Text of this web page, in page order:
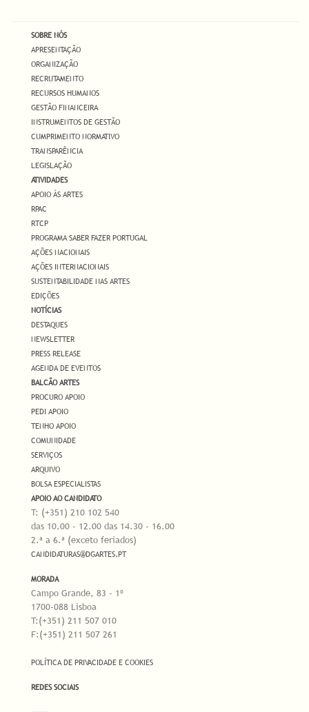
SOBRE NÓS
APRESENTAÇÃO
ORGANIZAÇÃO
RECRUTAMENTO
RECURSOS HUMANOS
GESTÃO FINANCEIRA
INSTRUMENTOS DE GESTÃO
CUMPRIMENTO NORMATIVO
TRANSPARÊNCIA
LEGISLAÇÃO
ATIVIDADES
APOIO ÀS ARTES
RPAC
RTCP
PROGRAMA SABER FAZER PORTUGAL
AÇÕES NACIONAIS
AÇÕES INTERNACIONAIS
SUSTENTABILIDADE NAS ARTES
EDIÇÕES
NOTÍCIAS
DESTAQUES
NEWSLETTER
PRESS RELEASE
AGENDA DE EVENTOS
BALCÃO ARTES
PROCURO APOIO
PEDI APOIO
TENHO APOIO
COMUNIDADE
SERVIÇOS
ARQUIVO
BOLSA ESPECIALISTAS
APOIO AO CANDIDATO
T: (+351) 210 102 540
das 10.00 - 12.00 das 14.30 - 16.00
2.ª a 6.ª (exceto feriados)
CANDIDATURAS@DGARTES.PT
MORADA
Campo Grande, 83 - 1º
1700-088 Lisboa
T:(+351) 211 507 010
F:(+351) 211 507 261
POLÍTICA DE PRIVACIDADE E COOKIES
REDES SOCIAIS